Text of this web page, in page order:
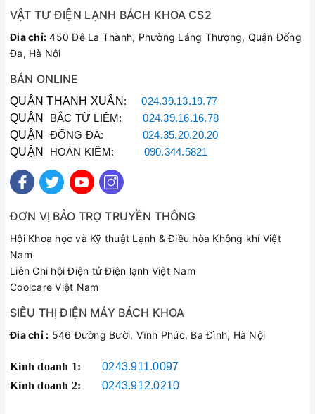
VẬT TƯ ĐIỆN LẠNH BÁCH KHOA CS2
Đia chỉ: 450 Đê La Thành, Phường Láng Thượng, Quận Đống
Đa, Hà Nội
BÁN ONLINE
QUẬN THANH XUÂN :024.39.13.19.77
QUẬN BẮC TỪ LIÊM:024.39.16.16.78
QUẬN ĐỐNG ĐA: 024.35.20.20.20
QUẬN HOÀN KIẾM: 090.344.5821
ĐƠN VỊ BẢO TRỢ TRUYỀN THÔNG
Hội Khoa học và Kỹ thuật Lạnh & Điều hòa Không khí Việt
Nam
Liên Chi hội Điện tử Điện lạnh Việt Nam
Coolcare Việt Nam
SIÊU THỊ ĐIỆN MÁY BÁCH KHOA
Đia chỉ : 546 Đường Bười, Vĩnh Phúc, Ba Đình, Hà Nội
Kinh doanh 1:
0243.911.0097
Kinh doanh 2:
0243.912.0210